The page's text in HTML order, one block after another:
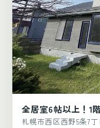
全居室6帖以上！1
札幌市西区西野5条7丁